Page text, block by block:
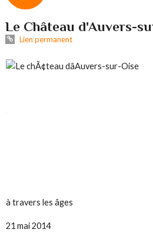
Le Château d'Auvers-
Lien permanent
à travers les âges
21 mai 2014